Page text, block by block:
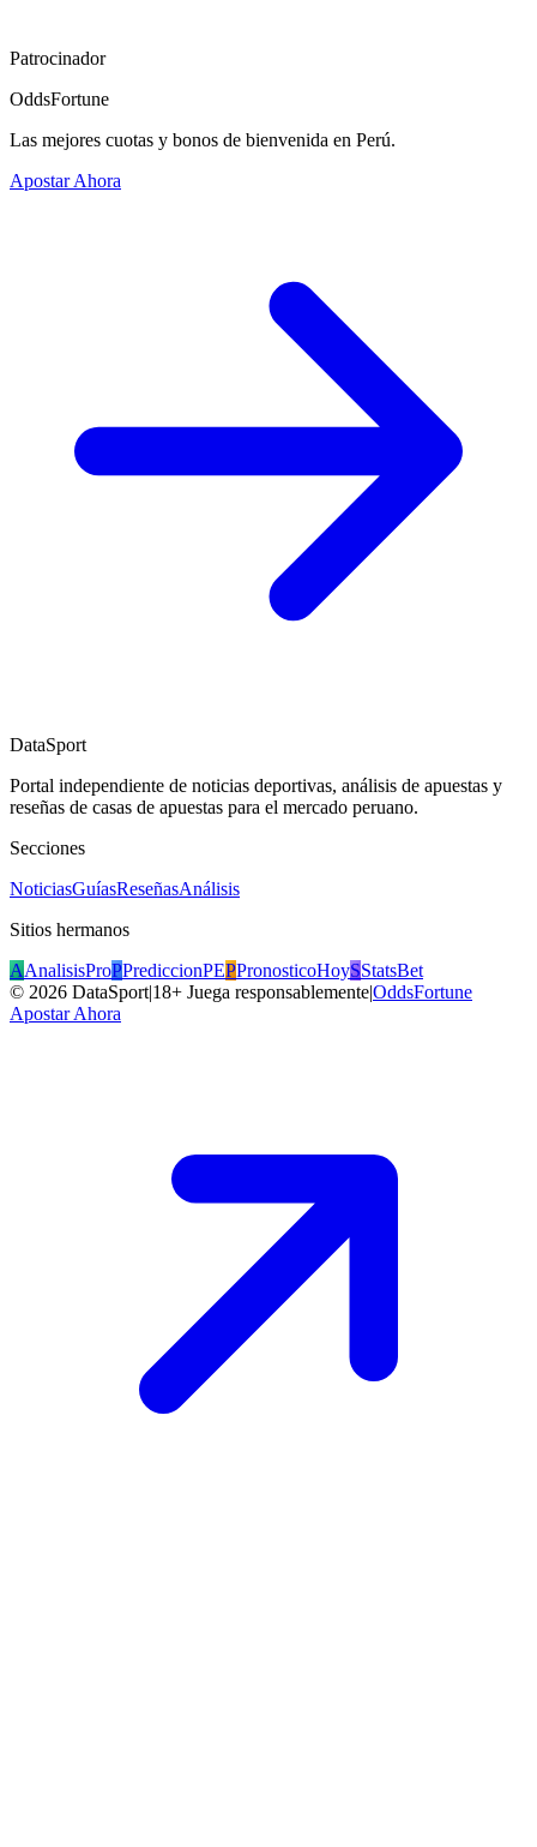
Patrocinador
OddsFortune
Las mejores cuotas y bonos de bienvenida en Perú.
Apostar Ahora
DataSport
Portal independiente de noticias deportivas, análisis de apuestas y
reseñas de casas de apuestas para el mercado peruano.
Secciones
NoticiasGuíasReseñasAnálisis
Sitios hermanos
AAnalisisProPPrediccionPEPPronosticoHoySStatsBet
© 2026 DataSport|18+ Juega responsablemente|OddsFortune
Apostar Ahora